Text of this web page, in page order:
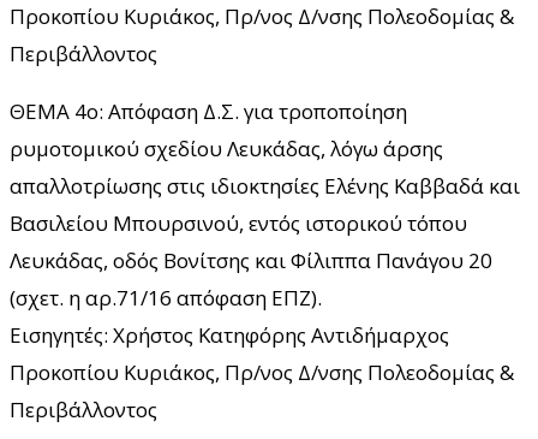
Προκοπίου Κυριάκος, Πρ/νος Δ/νσης Πολεοδομίας &
Περιβάλλοντος
ΘΕΜΑ 4ο: Απόφαση Δ.Σ. για τροποποίηση
ρυμοτομικού σχεδίου Λευκάδας, λόγω άρσης
απαλλοτρίωσης στις ιδιοκτησίες Ελένης Καββαδά και
Βασιλείου Μπουρσινού, εντός ιστορικού τόπου
Λευκάδας, οδός Βονίτσης και Φίλιππα Πανάγου 20
(σχετ. η αρ.71/16 απόφαση ΕΠΖ).
Εισηγητές: Χρήστος Κατηφόρης Αντιδήμαρχος
Προκοπίου Κυριάκος, Πρ/νος Δ/νσης Πολεοδομίας &
Περιβάλλοντος